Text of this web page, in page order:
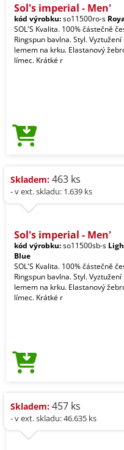
Sol's imperial - Men'
kód výrobku:so11500ro-s
SOL'S Kvalita. 100% částečně
Ringspun bavlna. Styl. Vyztužení
lemem na krku. Elastanový
límec. Krátké r
Skladem: 463 ks
- v ext. skladu: 1.639 ks
Sol's imperial - Men'
kód výrobku:so11500sb-s
Blue
SOL'S Kvalita. 100% částečně
Ringspun bavlna. Styl. Vyztužení
lemem na krku. Elastanový
límec. Krátké r
Skladem: 457 ks
- v ext. skladu: 46.635 ks